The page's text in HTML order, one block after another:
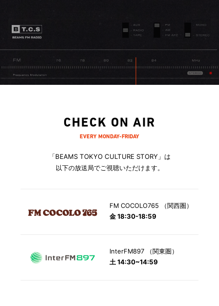
CHECK ON AIR
EVERY MONDAY-FRIDAY
「BEAMS TOKYO CULTURE STORY」は
以下の放送局でご視聴いただけます。
FM COCOLO765 （関西圏）
金 18:30-18:59
InterFM897 （関東圏）
土 14:30~14:59